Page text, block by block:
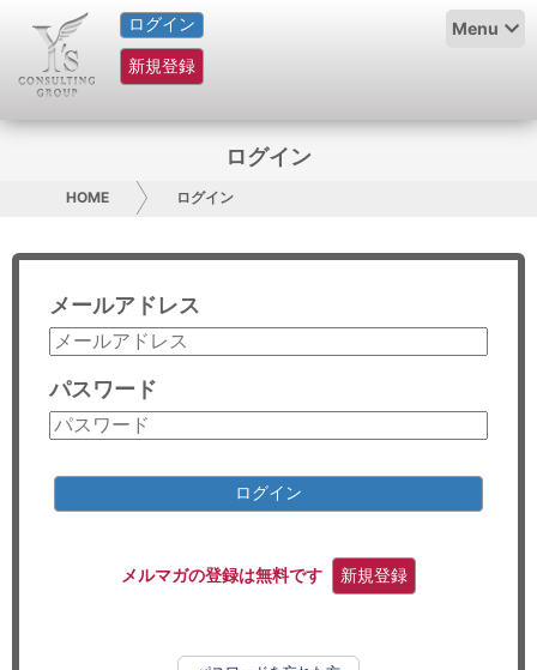
ログイン
新規登録
Menu
HOME
サービス紹介
グループ概要
採用情報
お問い合わせ
コンサルティング
リサーチ
ログイン
HOME ログイン
メールアドレス
パスワード
ログイン
メルマガの登録は無料です 新規登録